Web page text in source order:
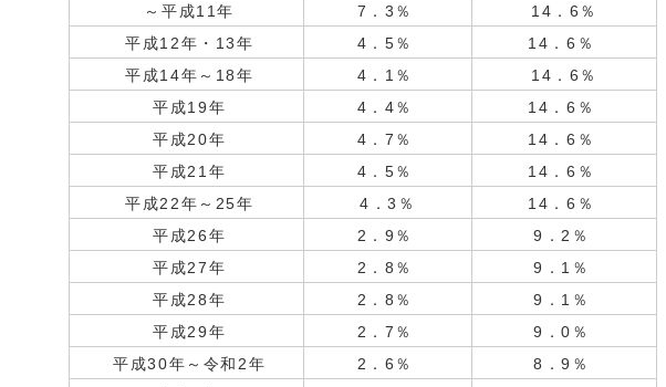
～平成11年
7．3％
14．6％
平成12年・13年
4．5％
14．6％
平成14年～18年
4．1％
14．6％
平成19年
4．4％
14．6％
平成20年
4．7％
14．6％
平成21年
4．5％
14．6％
平成22年～25年
4．3％
14．6％
平成26年
2．9％
9．2％
平成27年
2．8％
9．1％
平成28年
2．8％
9．1％
平成29年
2．7％
9．0％
平成30年～令和2年
2．6％
8．9％